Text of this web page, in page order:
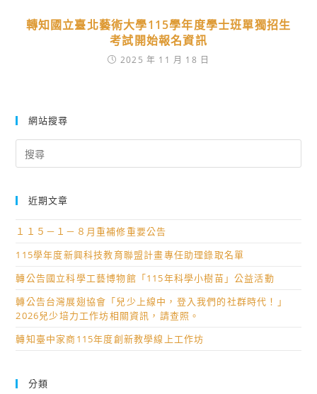
轉知國立臺北藝術大學115學年度學士班單獨招生
考試開始報名資訊
2025 年 11 月 18 日
網站搜尋
for:
近期文章
１１５－１－８月重補修重要公告
115學年度新興科技教育聯盟計畫專任助理錄取名單
轉公告國立科學工藝博物館「115年科學小樹苗」公益活動
轉公告台灣展翅協會「兒少上線中，登入我們的社群時代！」
2026兒少培力工作坊相關資訊，請查照。
轉知臺中家商115年度創新教學線上工作坊
分類